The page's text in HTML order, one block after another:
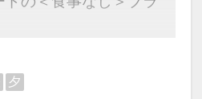
ックパッケージだか
はもちろん周遊旅行
夕